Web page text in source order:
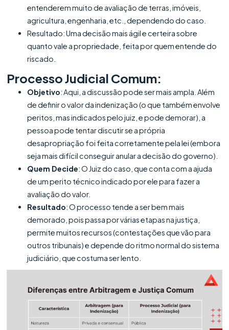
entenderem muito de avaliação de terras, imóveis,
agricultura, engenharia, etc., dependendo do caso.
Resultado: Uma decisão mais ágil e certeira sobre
quanto vale a propriedade, feita por quem entende do
riscado.
Processo Judicial Comum:
Objetivo: Aqui, a discussão pode ser mais ampla. Além
de definir o valor da indenização (o que também envolve
peritos, mas indicados pelo juiz, e pode demorar), a
pessoa pode tentar discutir se a própria
desapropriação foi feita corretamente pela lei (embora
seja mais difícil conseguir anular a decisão do governo).
Quem Decide: O Juiz do caso, que conta com a ajuda
de um perito técnico indicado por ele para fazer a
avaliação do valor.
Resultado: O processo tende a ser bem mais
demorado, pois passa por várias etapas na justiça,
permite muitos recursos (contestações que vão para
outros tribunais) e depende do ritmo normal do sistema
judiciário, que costuma ser lento.